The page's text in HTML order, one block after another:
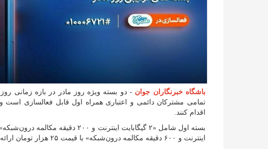
باشگاه خبرنگاران جوان
تمامی مشترکان دائمی و اعتباری همراه اول قابل فعالسازی است
اقدام کنند.
اینترنت و ۶۰۰ دقیقه مکالمه درون‌شبکه» با قیمت ۲۵ هزار تومان ارائه می‌شود.